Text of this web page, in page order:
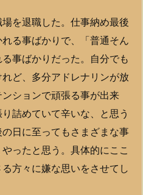
を退職した。仕事納め最後
る事ばかりで、「普通そん
事ばかりだった。自分でも
ど、多分アドレナリンが放
ションで頑張る事が出来
詰めていて辛いな、と思う
日に至ってもさまざまな事
ったと思う。具体的にここ
方々に嫌な思いをさせてし